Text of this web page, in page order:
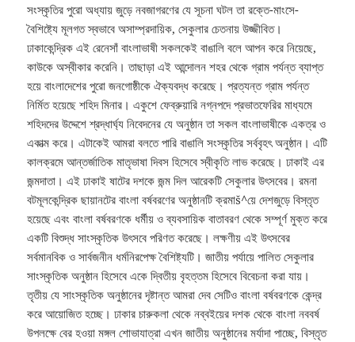
সংস্কৃতির পুরো অধ্যায় জুড়ে নবজাগরণের যে সূচনা ঘটল তা রক্তে-মাংসে-
বৈশিষ্ট্যে মূলগত স্বভাবে অসাম্প্রদায়িক, সেকুলার চেতনায় উজ্জীবিত।
ঢাকাকেন্দ্রিক এই রেনেসাঁ বাংলাভাষী সকলকেই বাঙালি বলে আপন করে নিয়েছে,
কাউকে অস্বীকার করেনি। তাছাড়া এই আন্দোলন শহর থেকে গ্রাম পর্যন্ত ব্যাপ্ত
হয়ে বাংলাদেশের পুরো জনগোষ্ঠীকে ঐক্যবদ্ধ করেছে। প্রত্যন্ত গ্রাম পর্যন্ত
নির্মিত হয়েছে শহিদ মিনার। একুশে ফেব্রুয়ারি নগ্নপদে প্রভাতফেরির মাধ্যমে
শহিদদের উদ্দেশে শ্রদ্ধার্ঘ্য নিবেদনের যে অনুষ্ঠান তা সকল বাংলাভাষীকে একত্র ও
একাত্ম করে। এটাকেই আমরা বলতে পারি বাঙালি সংস্কৃতির সর্ববৃহৎ অনুষ্ঠান। এটি
কালক্রমে আন্তর্জাতিক মাতৃভাষা দিবস হিসেবে স্বীকৃতি লাভ করেছে। ঢাকাই এর
জন্মদাতা। এই ঢাকাই ষাটের দশকে জন্ম দিল আরেকটি সেকুলার উৎসবের। রমনা
বটমূলকেন্দ্রিক ছায়ানটের বাংলা বর্ষবরণের অনুষ্ঠানটি ক্রমাš^য়ে দেশজুড়ে বিস্তৃত
হয়েছে এবং বাংলা বর্ষবরণকে ধর্মীয় ও ব্যবসায়িক বাতাবরণ থেকে সম্পূর্ণ মুক্ত করে
একটি বিশুদ্ধ সাংস্কৃতিক উৎসবে পরিণত করেছে। লক্ষণীয় এই উৎসবের
সর্বমানবিক ও সার্বজনীন ধর্মনিরপেক্ষ বৈশিষ্ট্যটি। জাতীয় পর্যায়ে পালিত সেকুলার
সাংস্কৃতিক অনুষ্ঠান হিসেবে একে দ্বিতীয় বৃহত্তম হিসেবে বিবেচনা করা যায়।
তৃতীয় যে সাংস্কৃতিক অনুষ্ঠানের দৃষ্টান্ত আমরা দেব সেটিও বাংলা বর্ষবরণকে কেন্দ্র
করে আয়োজিত হচ্ছে। ঢাকার চারুকলা থেকে নব্বইয়ের দশক থেকে বাংলা নববর্ষ
উপলক্ষে বের হওয়া মঙ্গল শোভাযাত্রা এখন জাতীয় অনুষ্ঠানের মর্যাদা পাচ্ছে, বিস্তৃত